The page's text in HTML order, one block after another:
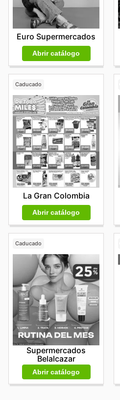
Euro Supermercados
Abrir catálogo
Caducado
La Gran Colombia
Abrir catálogo
Caducado
Supermercados
Belalcazar
Abrir catálogo